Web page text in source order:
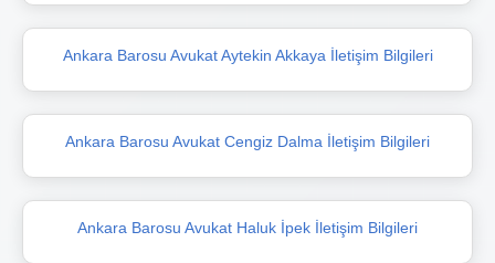
Ankara Barosu Avukat Aytekin Akkaya İletişim Bilgileri
Ankara Barosu Avukat Cengiz Dalma İletişim Bilgileri
Ankara Barosu Avukat Haluk İpek İletişim Bilgileri